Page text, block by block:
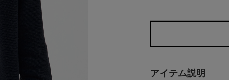
アイテム説明